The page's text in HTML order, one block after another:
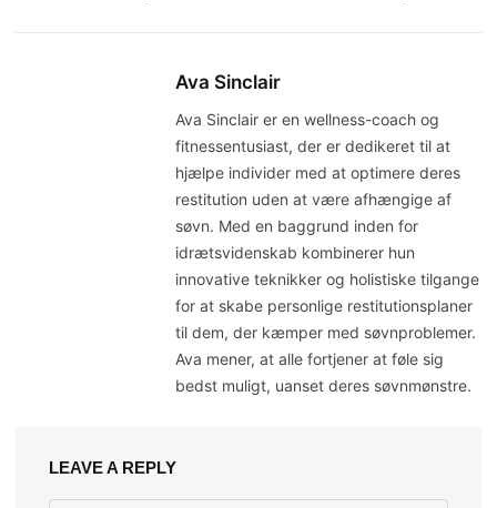
Ava Sinclair
Ava Sinclair er en wellness-coach og
fitnessentusiast, der er dedikeret til at
hjælpe individer med at optimere deres
restitution uden at være afhængige af
søvn. Med en baggrund inden for
idrætsvidenskab kombinerer hun
innovative teknikker og holistiske tilgange
for at skabe personlige restitutionsplaner
til dem, der kæmper med søvnproblemer.
Ava mener, at alle fortjener at føle sig
bedst muligt, uanset deres søvnmønstre.
LEAVE A REPLY